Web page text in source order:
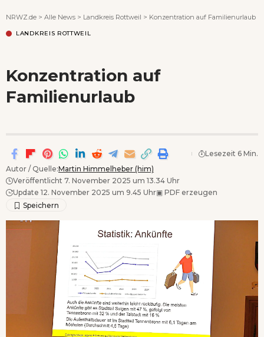
NRWZ.de > Alle News > Landkreis Rottweil > Konzentration auf Familienurlaub
LANDKREIS ROTTWEIL
Konzentration auf
Familienurlaub
Autor / Quelle:Martin Himmelheber (him)
Veröffentlicht 7. November 2025 um 13.34 Uhr
Update 12. November 2025 um 9.45 Uhr▣ PDF erzeugen
Lesezeit 6 Min.